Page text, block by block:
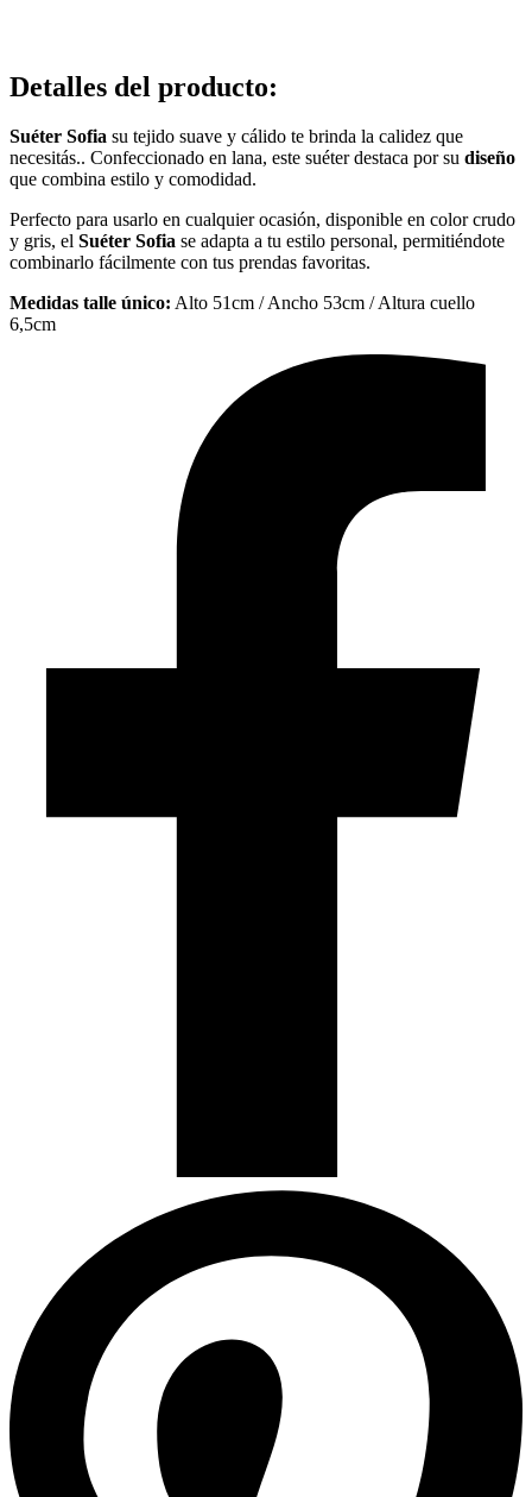
Detalles del producto:
Suéter Sofia su tejido suave y cálido te brinda la calidez que
necesitás.. Confeccionado en lana, este suéter destaca por su diseño
que combina estilo y comodidad.
Perfecto para usarlo en cualquier ocasión, disponible en color crudo
y gris, el Suéter Sofia se adapta a tu estilo personal, permitiéndote
combinarlo fácilmente con tus prendas favoritas.
Medidas talle único: Alto 51cm / Ancho 53cm / Altura cuello
6,5cm